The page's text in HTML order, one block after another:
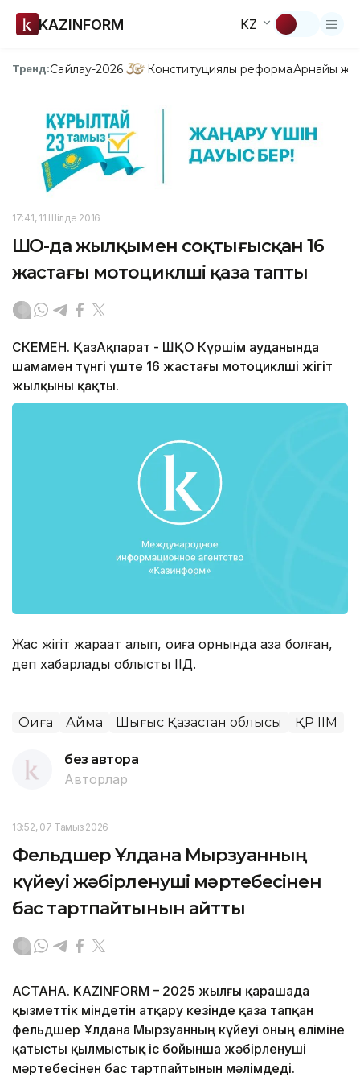
KAZINFORM KZ
Тренд:Сайлау-2026 Конституциялық реформаАрнайы
17:41, 11 Шілде 2016
ШҚО-да жылқымен соқтығысқан 16
жастағы мотоциклші қаза тапты
ӨСКЕМЕН. ҚазАқпарат - ШҚО Күршім ауданында
шамамен түнгі үште 16 жастағы мотоциклші жігіт
жылқыны қақты.
Жас жігіт жарақат алып, оқиға орнында қаза болған,
деп хабарлады облыстық ІІД.
Оқиға Аймақ Шығыс Қазақстан облысы ҚР ІІМ
без автора
Авторлар
13:52, 07 Тамыз 2026
Фельдшер Ұлдана Мырзуанның
күйеуі жәбірленуші мәртебесінен
бас тартпайтынын айтты
АСТАНА. KAZINFORM – 2025 жылғы қарашада
қызметтік міндетін атқару кезінде қаза тапқан
фельдшер Ұлдана Мырзуанның күйеуі оның өліміне
қатысты қылмыстық іс бойынша жәбірленуші
мәртебесінен бас тартпайтынын мәлімдеді.